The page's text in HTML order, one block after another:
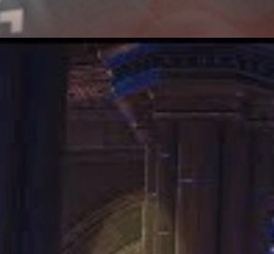
2026
vs Vitality徹底予想
オフで激突するTeam Falcons vs
とropzの因縁、マッププー
の影響を詳しく解説。